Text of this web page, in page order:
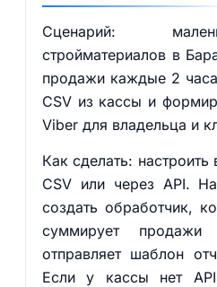
Сценарий:
стройматериалов в
продажи каждые 2
CSV из кассы и
Viber для владельца и
Как сделать:
CSV или через API.
создать обработчик,
суммирует
отправляет шаблон
Если у кассы нет API,